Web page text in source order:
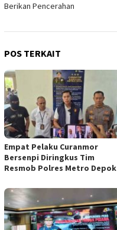
Berikan Pencerahan
POS TERKAIT
Empat Pelaku Curanmor
Bersenpi Diringkus Tim
Resmob Polres Metro Depok